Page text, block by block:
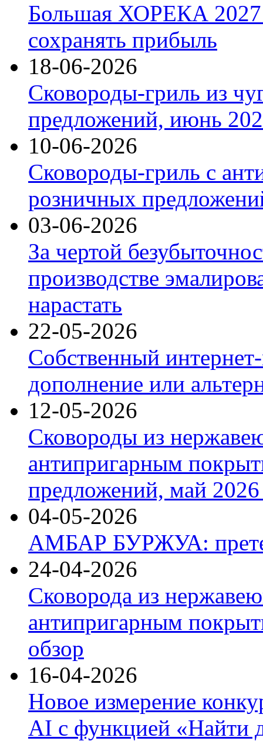
Большая ХОРЕКА 2027:
сохранять прибыль
18-06-2026
Сковороды-гриль из
предложений, июнь
10-06-2026
Сковороды-гриль с
розничных
03-06-2026
За чертой
производстве
нарастать
22-05-2026
Собственный
дополнение или
12-05-2026
Сковороды из
антипригарным
предложений, май 2026
04-05-2026
АМБАР БУРЖУА:
24-04-2026
Сковорода из
антипригарным
обзор
16-04-2026
Новое измерение
AI с функцией «Найти